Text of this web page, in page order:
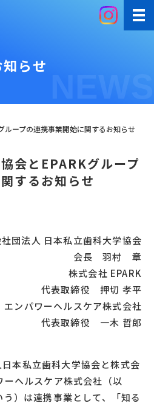
知らせ
NEWS
ループの連携事業開始に関するお知らせ
会とEPARKグループ
するお知らせ
社団法人 日本私立歯科大学協会
会長 羽村 章
株式会社 EPARK
代表取締役 押切 孝平
エンパワーヘルスケア株式会社
代表取締役 一木 哲郎
本私立歯科大学協会と株式会
ーヘルスケア株式会社（以
）は連携事業として、「知る